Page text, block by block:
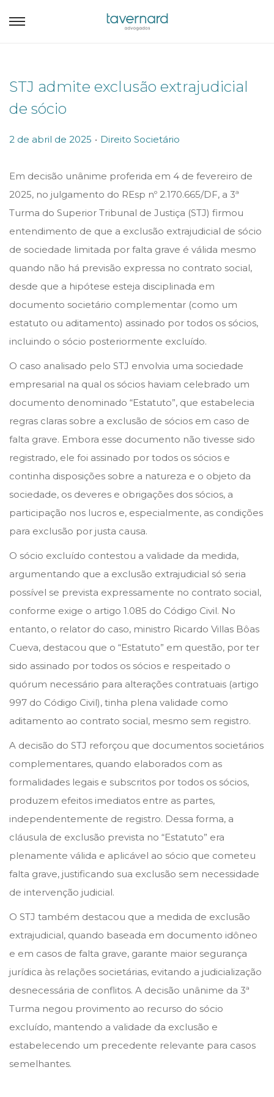
STJ admite exclusão extrajudicial
de sócio
P
s
t
e
d
o
n
2 de abril de 2025 . P
s
t
e
d
i
n
Direito Societário
Em decisão unânime proferida em 4 de fevereiro de
2025, no julgamento do REsp nº 2.170.665/DF, a 3ª
Turma do Superior Tribunal de Justiça (STJ) firmou
entendimento de que a exclusão extrajudicial de sócio
de sociedade limitada por falta grave é válida mesmo
quando não há previsão expressa no contrato social,
desde que a hipótese esteja disciplinada em
documento societário complementar (como um
estatuto ou aditamento) assinado por todos os sócios,
incluindo o sócio posteriormente excluído.
O caso analisado pelo STJ envolvia uma sociedade
empresarial na qual os sócios haviam celebrado um
documento denominado “Estatuto”, que estabelecia
regras claras sobre a exclusão de sócios em caso de
falta grave. Embora esse documento não tivesse sido
registrado, ele foi assinado por todos os sócios e
continha disposições sobre a natureza e o objeto da
sociedade, os deveres e obrigações dos sócios, a
participação nos lucros e, especialmente, as condições
para exclusão por justa causa.
O sócio excluído contestou a validade da medida,
argumentando que a exclusão extrajudicial só seria
possível se prevista expressamente no contrato social,
conforme exige o artigo 1.085 do Código Civil. No
entanto, o relator do caso, ministro Ricardo Villas Bôas
Cueva, destacou que o “Estatuto” em questão, por ter
sido assinado por todos os sócios e respeitado o
quórum necessário para alterações contratuais (artigo
997 do Código Civil), tinha plena validade como
aditamento ao contrato social, mesmo sem registro.
A decisão do STJ reforçou que documentos societários
complementares, quando elaborados com as
formalidades legais e subscritos por todos os sócios,
produzem efeitos imediatos entre as partes,
independentemente de registro. Dessa forma, a
cláusula de exclusão prevista no “Estatuto” era
plenamente válida e aplicável ao sócio que cometeu
falta grave, justificando sua exclusão sem necessidade
de intervenção judicial.
O STJ também destacou que a medida de exclusão
extrajudicial, quando baseada em documento idôneo
e em casos de falta grave, garante maior segurança
jurídica às relações societárias, evitando a judicialização
desnecessária de conflitos. A decisão unânime da 3ª
Turma negou provimento ao recurso do sócio
excluído, mantendo a validade da exclusão e
estabelecendo um precedente relevante para casos
semelhantes.